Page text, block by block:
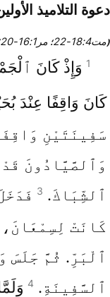
دعوة التلاميذ
(مت4‏:18‏-22 ؛ مر1‏:16‏-20
1 وَإِذْ كَانَ
كَانَ وَاقِفًا عِنْدَ
سَفِينَتَيْنِ
وَٱلصَّيَّادُونَ
ٱلشِّبَاكَ. 3
كَانَتْ
ٱلْبَرِّ. ثُمَّ جَلَسَ
ٱلسَّفِينَةِ. 4